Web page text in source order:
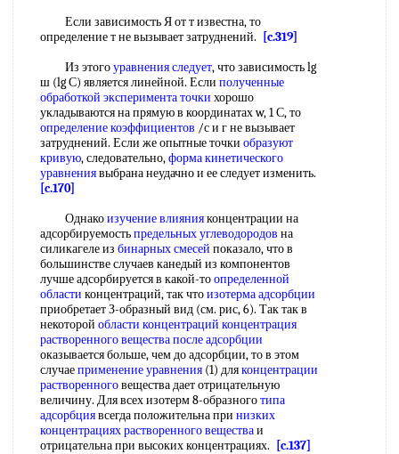
Если зависимость Я от т известна, то
определение т не вызывает затруднений.
[c.319]
Из этогоуравнения следует, что зависимость lg
ш (lg С) является линейной. Если полученные
обработкой эксперимента точки хорошо
укладываются на прямую в координатах w, 1 С, то
определение коэффициентов /с и г не вызывает
затруднений. Если же опытные точки образуют
кривую, следовательно,форма кинетического
уравнениявыбрана неудачно и ее следует изменить.
[c.170]
Однакоизучение влиянияконцентрации на
адсорбируемостьпредельных углеводородов на
силикагеле из бинарных смесей показало, что в
большинстве случаев канедый из компонентов
лучше адсорбируется в какой-тоопределенной
области концентраций, так чтоизотерма адсорбции
приобретает З-образный вид (см. рис, 6). Так так в
некоторой области концентраций концентрация
растворенного веществапосле адсорбции
оказывается больше, чем до адсорбции, то в этом
случаеприменение уравнения (1) дляконцентрации
растворенноговещества дает отрицательную
величину. Для всех изотерм 8-образноготипа
адсорбциявсегда положительна при низких
концентрацияхрастворенного веществаи
отрицательна при высоких концентрациях.
[c.137]